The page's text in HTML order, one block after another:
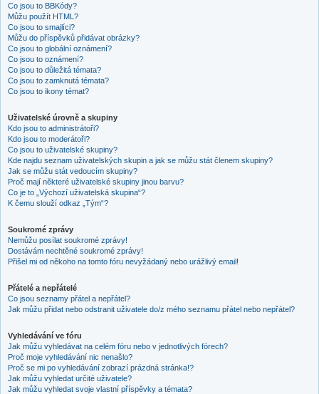
Co jsou to BBKódy?
Můžu použít HTML?
Co jsou to smajlíci?
Můžu do příspěvků přidávat obrázky?
Co jsou to globální oznámení?
Co jsou to oznámení?
Co jsou to důležitá témata?
Co jsou to zamknutá témata?
Co jsou to ikony témat?
Uživatelské úrovně a skupiny
Kdo jsou to administrátoři?
Kdo jsou to moderátoři?
Co jsou to uživatelské skupiny?
Kde najdu seznam uživatelských skupin a jak se můžu stát členem skupiny?
Jak se můžu stát vedoucím skupiny?
Proč mají některé uživatelské skupiny jinou barvu?
Co je to „Výchozí uživatelská skupina“?
K čemu slouží odkaz „Tým“?
Soukromé zprávy
Nemůžu posílat soukromé zprávy!
Dostávám nechtěné soukromé zprávy!
Přišel mi od někoho na tomto fóru nevyžádaný nebo urážlivý email!
Přátelé a nepřátelé
Co jsou seznamy přátel a nepřátel?
Jak můžu přidat nebo odstranit uživatele do/z mého seznamu přátel nebo nepřátel?
Vyhledávání ve fóru
Jak můžu vyhledávat na celém fóru nebo v jednotlivých fórech?
Proč moje vyhledávání nic nenašlo?
Proč se mi po vyhledávání zobrazí prázdná stránka!?
Jak můžu vyhledat určité uživatele?
Jak můžu vyhledat svoje vlastní příspěvky a témata?